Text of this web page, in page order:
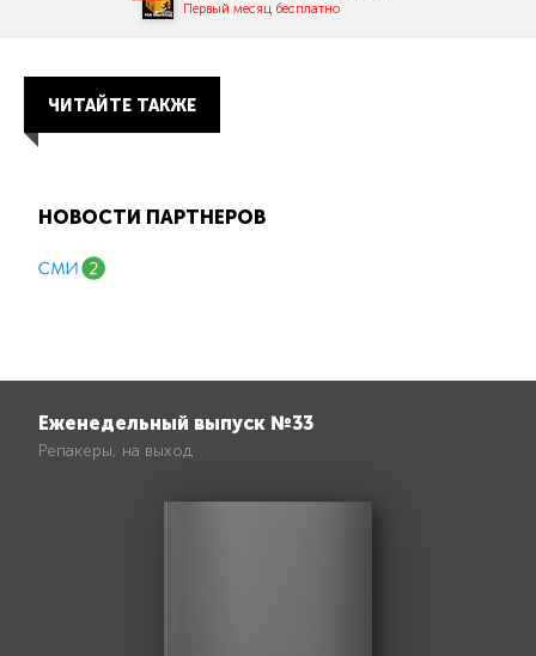
Первый месяц бесплатно
ЧИТАЙТЕ ТАКЖЕ
НОВОСТИ ПАРТНЕРОВ
Еженедельный выпуск №33
Репакеры, на выход